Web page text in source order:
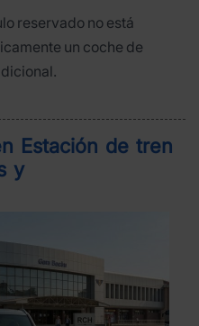
reservado no está
un coche de
Estación de tren
y